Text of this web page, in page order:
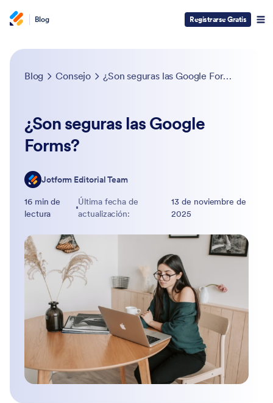
Blog Registrarse Gratis
Blog Consejo ¿Son seguras las Google Forms?
¿Son seguras las Google
Forms?
Jotform Editorial Team
16 min de
lectura
Última fecha de
actualización:
13 de noviembre de
2025